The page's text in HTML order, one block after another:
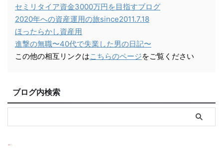
セミリタイア資金3000万円を目指すブログ
2020年への資産運用の旅since2011.7.18
ほったらかし資産用
進撃の無職〜40代で失業した男の日記〜
この他の相互リンクはこちらのページをご覧ください
ブログ内検索